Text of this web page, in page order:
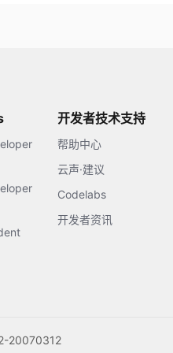
开发者技术支持
帮助中心
云声·建议
Codelabs
开发者资讯
20070312